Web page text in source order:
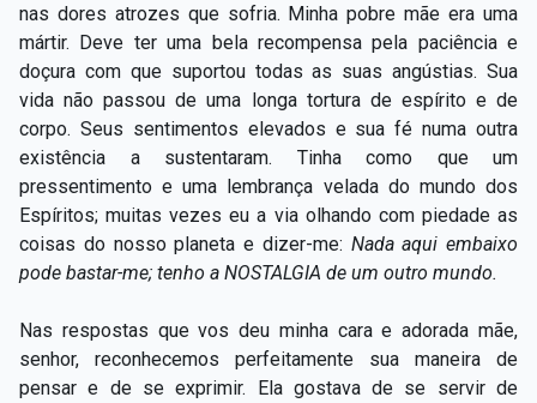
nas dores atrozes que sofria. Minha pobre mãe era uma
mártir. Deve ter uma bela recompensa pela paciência e
doçura com que suportou todas as suas angústias. Sua
vida não passou de uma longa tortura de espírito e de
corpo. Seus sentimentos elevados e sua fé numa outra
existência a sustentaram. Tinha como que um
pressentimento e uma lembrança velada do mundo dos
Espíritos; muitas vezes eu a via olhando com piedade as
coisas do nosso planeta e dizer-me: Nada aqui embaixo
pode bastar-me; tenho a NOSTALGIA de um outro mundo.
Nas respostas que vos deu minha cara e adorada mãe,
senhor, reconhecemos perfeitamente sua maneira de
pensar e de se exprimir. Ela gostava de se servir de